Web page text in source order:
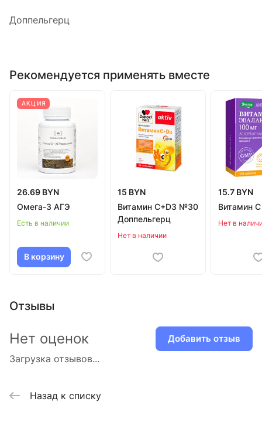
Доппельгерц
Рекомендуется применять вместе
АКЦИЯ
26.69 BYN
Омега-3 АГЭ
Есть в наличии
В корзину
15 BYN
Витамин С+D3 №30
Доппельгерц
Нет в наличии
15.7 BYN
Витамин
Нет в
Отзывы
Загрузка отзывов...
Нет оценок Добавить отзыв
Назад к списку